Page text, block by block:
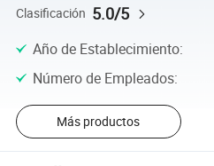
Clasificación 5.0/5
Año de Establecimiento:
Número de Empleados:
Más productos